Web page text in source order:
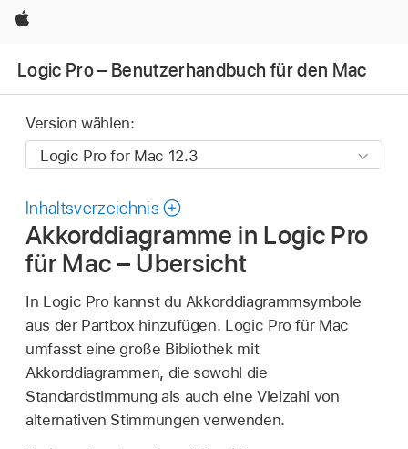
Apple
Logic Pro – Benutzerhandbuch für den Mac
Version wählen:
Inhaltsverzeichnis
Akkorddiagramme in Logic Pro
für Mac – Übersicht
In Logic Pro kannst du Akkorddiagrammsymbole
aus der Partbox hinzufügen. Logic Pro für Mac
umfasst eine große Bibliothek mit
Akkorddiagrammen, die sowohl die
Standardstimmung als auch eine Vielzahl von
alternativen Stimmungen verwenden.